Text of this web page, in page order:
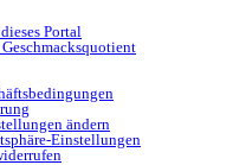
Portal
ändern
Einstellungen